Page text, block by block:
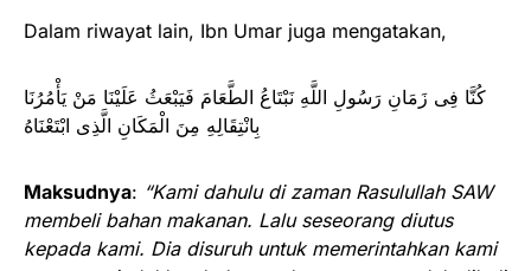
Dalam riwayat lain, Ibn Umar juga mengatakan,
كُنَّا فِى زَمَانِ رَسُولِ اللَّهِ نَبْتَاعُ الطَّعَامَ فَيَبْعَثُ عَلَيْنَا مَنْ يَأْمُرُنَا
Maksudnya: “Kami dahulu di zaman Rasulullah SAW
membeli bahan makanan. Lalu seseorang diutus
kepada kami. Dia disuruh untuk memerintahkan kami